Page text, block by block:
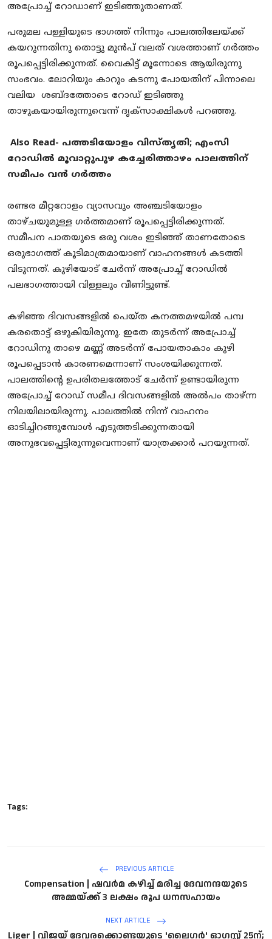
അപ്രോച്ച് റോഡാണ് ഇടിഞ്ഞുതാണത്.
പരുമല പള്ളിയുടെ ഭാഗത്ത് നിന്നും പാലത്തിലേയ്ക്ക്
കയറുന്നതിനു തൊട്ടു മുൻപ് വലത് വശത്താണ് ഗർത്തം
രൂപപ്പെട്ടിരിക്കുന്നത്. വൈകിട്ട് മൂന്നോടെ ആയിരുന്നു
സംഭവം. ലോറിയും കാറും കടന്നു പോയതിന് പിന്നാലെ
വലിയ ശബ്ദത്തോടെ റോഡ് ഇടിഞ്ഞു
താഴുകയായിരുന്നുവെന്ന് ദൃക്‌സാക്ഷികൾ പറഞ്ഞു.
Also Read- പത്തടിയോളം വിസ്തൃതി; എംസി
റോഡില്‍ മൂവാറ്റുപുഴ കച്ചേരിത്താഴം പാലത്തിന്
സമീപം വന്‍ ഗര്‍ത്തം
രണ്ടര മീറ്ററോളം വ്യാസവും അഞ്ചടിയോളം
താഴ്ചയുമുള്ള ഗർത്തമാണ് രൂപപ്പെട്ടിരിക്കുന്നത്.
സമീപന പാതയുടെ ഒരു വശം ഇടിഞ്ഞ് താണതോടെ
ഒരുഭാഗത്ത് കൂടിമാത്രമായാണ് വാഹനങ്ങൾ കടത്തി
വിടുന്നത്. കുഴിയോട് ചേർന്ന് അപ്രോച്ച് റോഡിൽ
പലഭാഗത്തായി വിള്ളലും വീണിട്ടുണ്ട്.
കഴിഞ്ഞ ദിവസങ്ങളില്‍ പെയ്ത കനത്തമഴയിൽ പമ്പ
കരതൊട്ട് ഒഴുകിയിരുന്നു. ഇതേ തുടർന്ന് അപ്രോച്ച്
റോഡിനു താഴെ മണ്ണ് അടർന്ന് പോയതാകാം കുഴി
രൂപപ്പെടാൻ കാരണമെന്നാണ് സംശയിക്കുന്നത്.
പാലത്തിന്റെ ഉപരിതലത്തോട് ചേർന്ന് ഉണ്ടായിരുന്ന
അപ്രോച്ച് റോഡ് സമീപ ദിവസങ്ങളിൽ അൽപം താഴ്ന്ന
നിലയിലായിരുന്നു. പാലത്തിൽ നിന്ന് വാഹനം
ഓടിച്ചിറങ്ങുമ്പോൾ എടുത്തടിക്കുന്നതായി
അനുഭവപ്പെട്ടിരുന്നുവെന്നാണ് യാത്രക്കാർ പറയുന്നത്.
Tags:
PREVIOUS ARTICLE
Compensation | ഷവര്‍മ കഴിച്ച് മരിച്ച ദേവനന്ദയുടെ
അമ്മയ്ക്ക് 3 ലക്ഷം രൂപ ധനസഹായം
NEXT ARTICLE
Liger | വിജയ് ദേവരക്കൊണ്ടയുടെ 'ലൈഗർ' ഓഗസ്റ്റ് 25ന്;